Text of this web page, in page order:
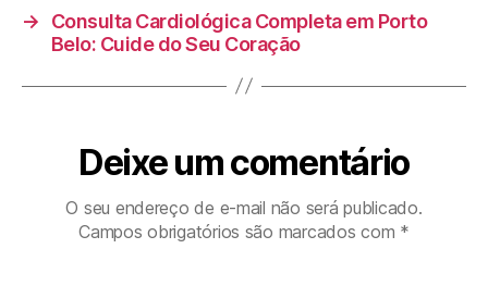
→
Consulta Cardiológica Completa em Porto
Belo: Cuide do Seu Coração
Deixe um comentário
O seu endereço de e-mail não será publicado.
Campos obrigatórios são marcados com *